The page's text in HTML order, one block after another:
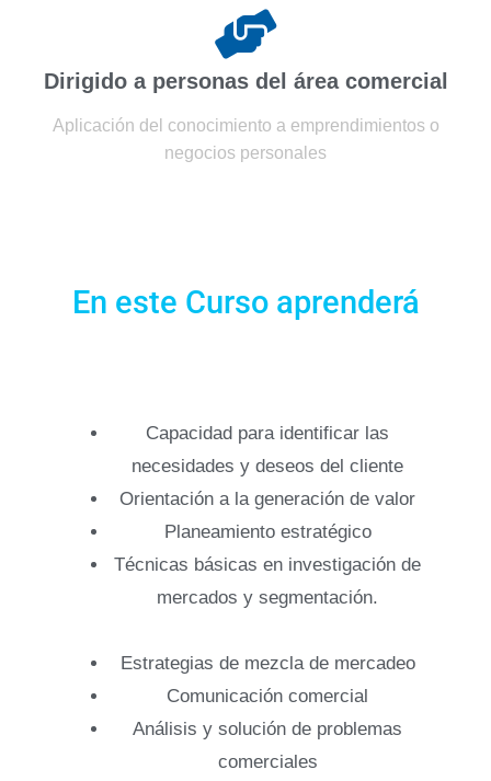
Dirigido a personas del área comercial
Aplicación del conocimiento a emprendimientos o
negocios personales
En este Curso aprenderá
Capacidad para identificar las
necesidades y deseos del cliente
Orientación a la generación de valor
Planeamiento estratégico
Técnicas básicas en investigación de
mercados y segmentación.
Estrategias de mezcla de mercadeo
Comunicación comercial
Análisis y solución de problemas
comerciales